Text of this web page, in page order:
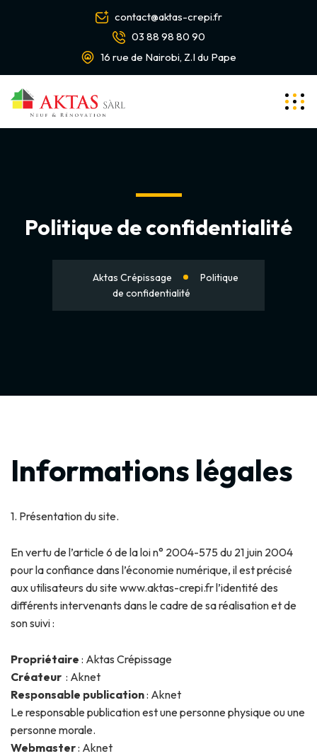
contact@aktas-crepi.fr
03 88 98 80 90
16 rue de Nairobi, Z.I du Pape
Politique de confidentialité
Aktas Crépissage
Politique
de confidentialité
Informations légales
1. Présentation du site.
En vertu de l’article 6 de la loi n° 2004-575 du 21 juin 2004
pour la confiance dans l’économie numérique, il est précisé
aux utilisateurs du site www.aktas-crepi.fr l’identité des
différents intervenants dans le cadre de sa réalisation et de
son suivi :
Propriétaire : Aktas Crépissage
Créateur : Aknet
Responsable publication: Aknet
Le responsable publication est une personne physique ou une
personne morale.
Webmaster: Aknet